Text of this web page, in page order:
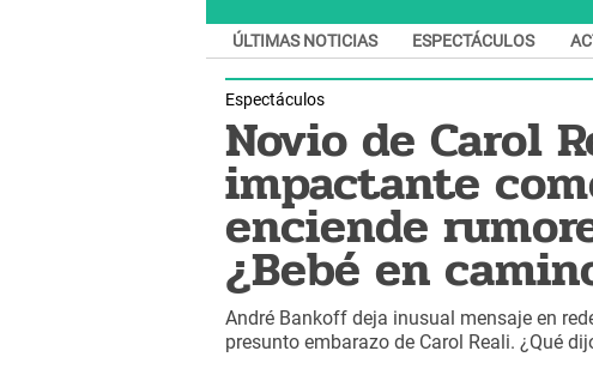
ÚLTIMAS NOTICIAS ESPECTÁCULOS
Espectáculos
Novio de Carol
impactante
enciende
¿Bebé en
André Bankoff deja inusual mensaje en
presunto embarazo de Carol Reali. ¿Qué